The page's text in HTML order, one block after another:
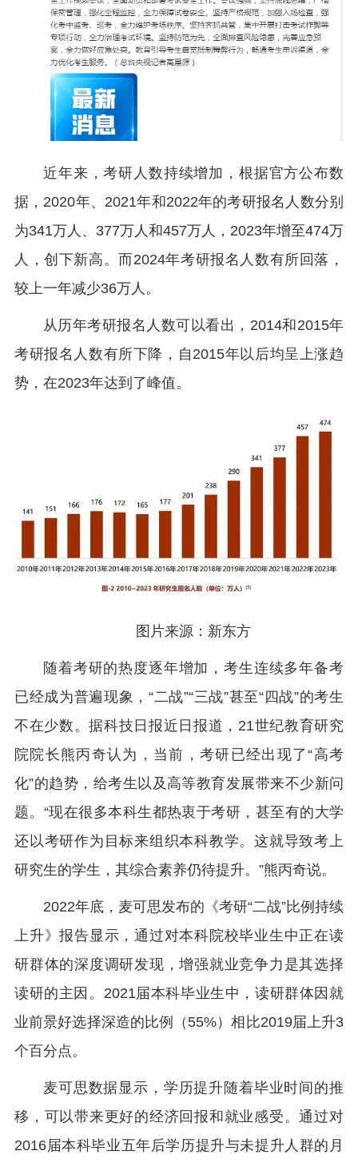
近年来，考研人数持续增加，根据官方公布数
据，2020年、2021年和2022年的考研报名人数分别
为341万人、377万人和457万人，2023年增至474万
人，创下新高。而2024年考研报名人数有所回落，
较上一年减少36万人。
从历年考研报名人数可以看出，2014和2015年
考研报名人数有所下降，自2015年以后均呈上涨趋
势，在2023年达到了峰值。
图片来源：新东方
随着考研的热度逐年增加，考生连续多年备考
已经成为普遍现象，“二战”“三战”甚至“四战”的考生
不在少数。据科技日报近日报道，21世纪教育研究
院院长熊丙奇认为，当前，考研已经出现了“高考
化”的趋势，给考生以及高等教育发展带来不少新问
题。“现在很多本科生都热衷于考研，甚至有的大学
还以考研作为目标来组织本科教学。这就导致考上
研究生的学生，其综合素养仍待提升。”熊丙奇说。
2022年底，麦可思发布的《考研“二战”比例持续
上升》报告显示，通过对本科院校毕业生中正在读
研群体的深度调研发现，增强就业竞争力是其选择
读研的主因。2021届本科毕业生中，读研群体因就
业前景好选择深造的比例（55%）相比2019届上升3
个百分点。
麦可思数据显示，学历提升随着毕业时间的推
移，可以带来更好的经济回报和就业感受。通过对
2016届本科毕业五年后学历提升与未提升人群的月